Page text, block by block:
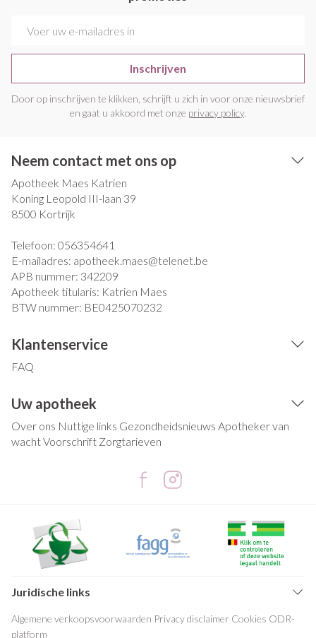
Inschrijven
Door op inschrijven te klikken, schrijft u zich in voor onze nieuwsbrief
en gaat u akkoord met onze privacy policy.
Neem contact met ons op
Apotheek Maes Katrien
Koning Leopold III-laan 39
8500 Kortrijk
Telefoon: 056354641
E-mailadres: apotheek.maes@telenet.be
APB nummer: 342209
Apotheek titularis: Katrien Maes
BTW nummer: BE0425070232
Klantenservice
FAQ
Uw apotheek
Over ons Nuttige links Gezondheidsnieuws Apotheker van
wachtVoorschrift Zorgtarieven
Juridische links
Algemene verkoopsvoorwaarden Privacy disclaimer Cookies ODR-
platform